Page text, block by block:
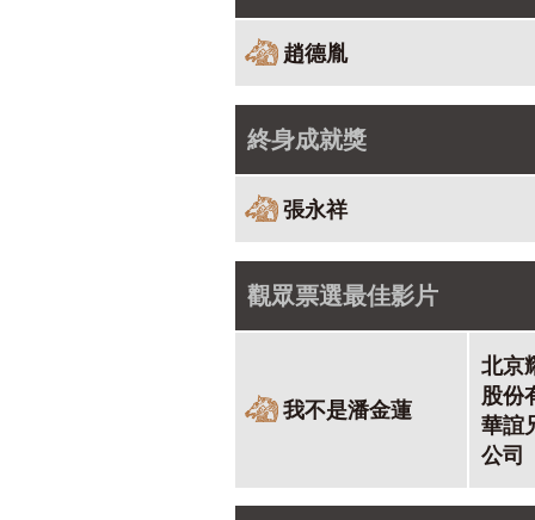
趙德胤
終身成就獎
張永祥
觀眾票選最佳影片
我不是潘金蓮
北京
股份
華誼
公司